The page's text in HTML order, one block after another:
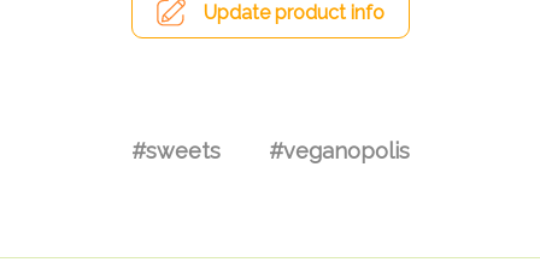
Update product info
#sweets #veganopolis